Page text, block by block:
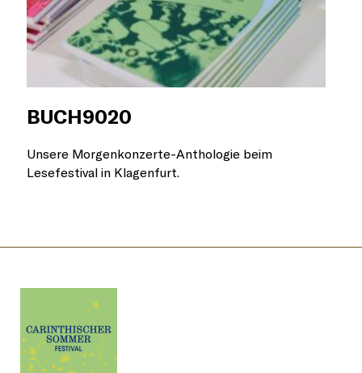
BUCH9020
Unsere Morgenkonzerte-Anthologie beim
Lesefestival in Klagenfurt.